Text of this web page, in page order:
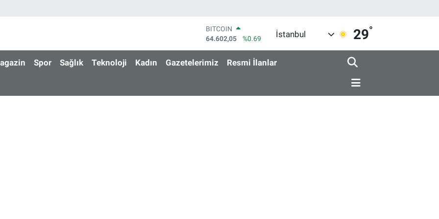
BITCOIN
64.602,05
%0.69
47,6006
%0.06
EURO
64,2398
%0.2
İstanbul 29°
Spor Sağlık Teknoloji Kadın Gazetelerimiz Resmi İlanlar